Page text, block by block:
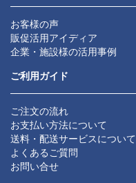
お客様の声
販促活用アイディア
企業・施設様の活用事例
ご利用ガイド
ご注文の流れ
お支払い方法について
送料・配送サービスについて
よくあるご質問
お問い合せ